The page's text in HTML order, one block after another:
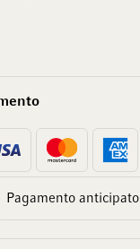
Pagamento anticipato